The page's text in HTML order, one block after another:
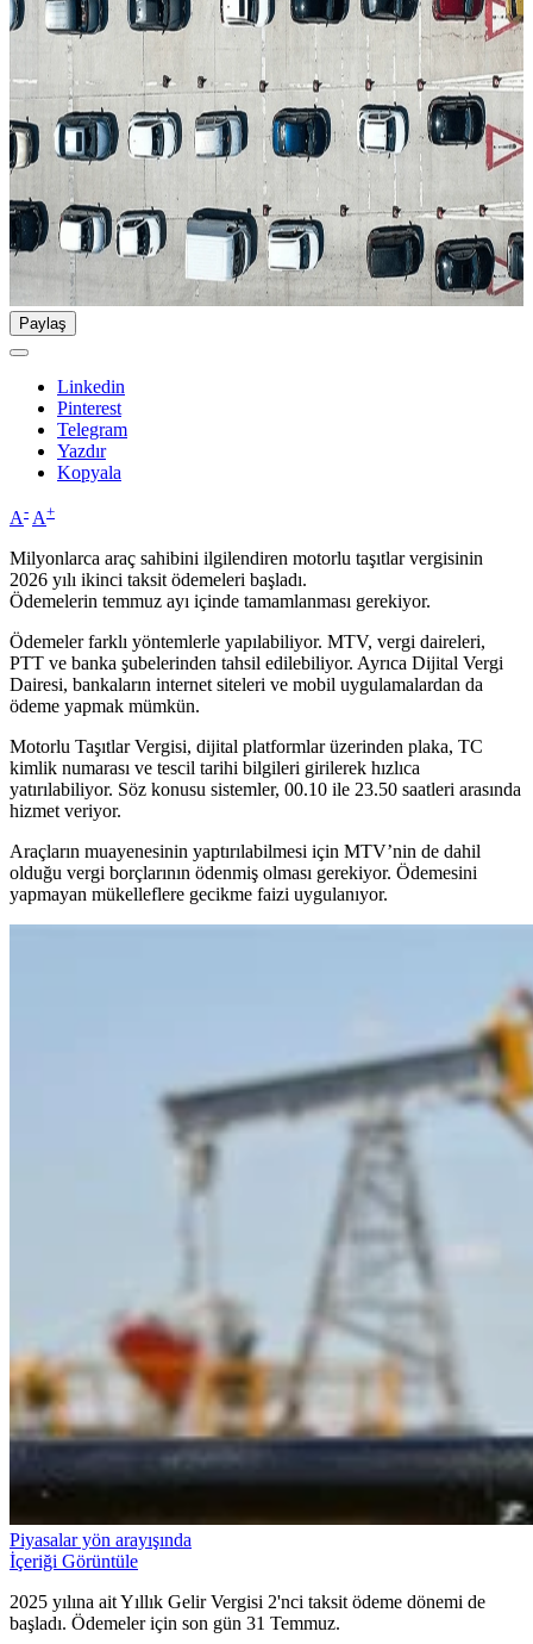
Paylaş
Linkedin
Pinterest
Telegram
Yazdır
Kopyala
A- A+
Milyonlarca araç sahibini ilgilendiren motorlu taşıtlar vergisinin
2026 yılı ikinci taksit ödemeleri başladı.
Ödemelerin temmuz ayı içinde tamamlanması gerekiyor.
Ödemeler farklı yöntemlerle yapılabiliyor. MTV, vergi daireleri,
PTT ve banka şubelerinden tahsil edilebiliyor. Ayrıca Dijital Vergi
Dairesi, bankaların internet siteleri ve mobil uygulamalardan da
ödeme yapmak mümkün.
Motorlu Taşıtlar Vergisi, dijital platformlar üzerinden plaka, TC
kimlik numarası ve tescil tarihi bilgileri girilerek hızlıca
yatırılabiliyor. Söz konusu sistemler, 00.10 ile 23.50 saatleri arasında
hizmet veriyor.
Araçların muayenesinin yaptırılabilmesi için MTV’nin de dahil
olduğu vergi borçlarının ödenmiş olması gerekiyor. Ödemesini
yapmayan mükelleflere gecikme faizi uygulanıyor.
Piyasalar yön arayışında
İçeriği Görüntüle
2025 yılına ait Yıllık Gelir Vergisi 2'nci taksit ödeme dönemi de
başladı. Ödemeler için son gün 31 Temmuz.